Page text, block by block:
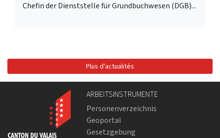
Chefin der Dienststelle für Grundbuchwesen (DGB)...
Plus d'actualités
ARBEITSINSTRUMENTE
Personenverzeichnis
Geoportal
Gesetzgebung